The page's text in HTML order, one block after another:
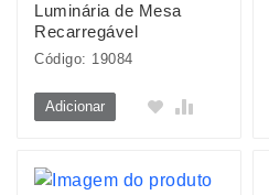
Luminária de Mesa
Recarregável
Código: 19084
Adicionar